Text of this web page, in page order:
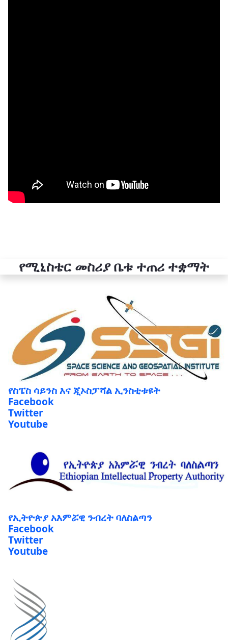
የሚኒስቴር መስሪያ ቤቱ ተጠሪ ተቋማት
የስፔስ ሳይንስ እና ጂኦስፓሻል ኢንስቲቱዩት
Facebook
Twitter
Youtube
የኢትዮጵያ አእምሯዊ ንብረት ባለስልጣን
Facebook
Twitter
Youtube